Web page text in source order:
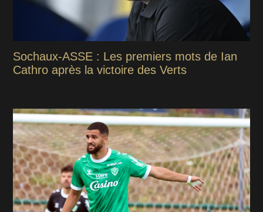
Sochaux-ASSE : Les premiers mots de Ian
Cathro après la victoire des Verts